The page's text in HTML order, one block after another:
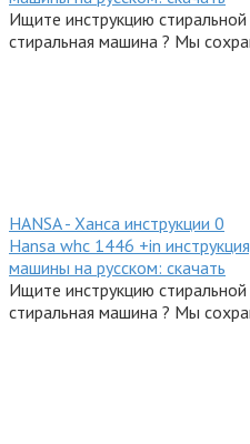
Ищите инструкцию
стиральная машина ? Мы
HANSA - Ханса инструкции 0
Hansa whc 1446 +in
машины на русском: скачать
Ищите инструкцию
стиральная машина ? Мы